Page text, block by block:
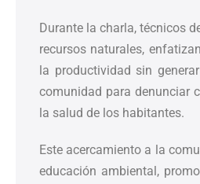
Durante la charla, técnicos
recursos naturales,
la productividad sin
comunidad para denunciar
la salud de los habitantes.
Este acercamiento a la
educación ambiental,